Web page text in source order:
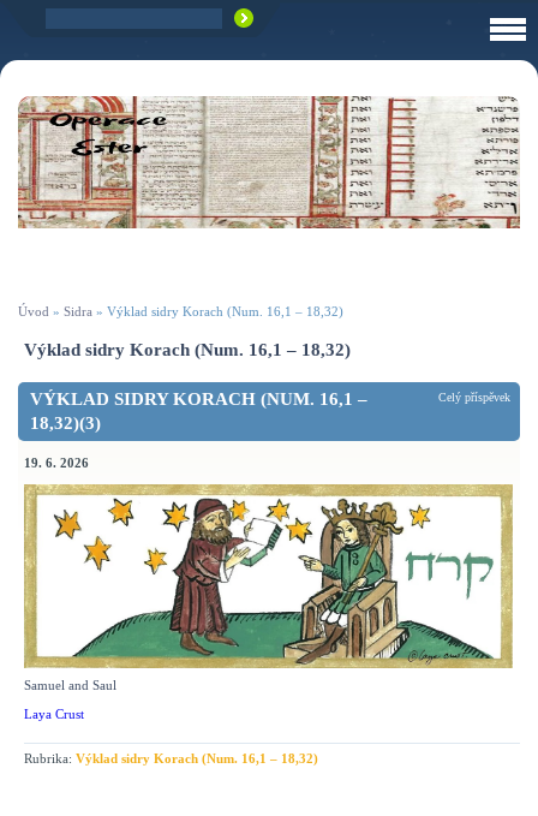
Úvod » Sidra » Výklad sidry Korach (Num. 16,1 – 18,32)
Výklad sidry Korach (Num. 16,1 – 18,32)
VÝKLAD SIDRY KORACH (NUM. 16,1 –
18,32)(3)
19. 6. 2026
Samuel and Saul
Laya Crust
Celý příspěvek
Rubrika: Výklad sidry Korach (Num. 16,1 – 18,32)